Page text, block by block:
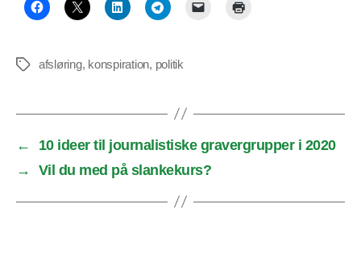
Tagsafsløring, konspiration, politik
←
10 ideer til journalistiske gravergrupper i 2020
→
Vil du med på slankekurs?